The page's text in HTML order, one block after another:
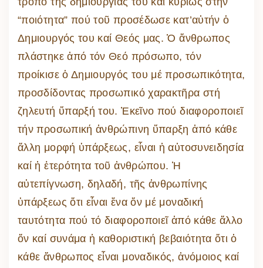
“ποιότητα” πού τοῦ προσέδωσε κατ’αὐτήν ὁ
Δημιουργός του καί Θεός μας. Ὁ ἄνθρωπος
πλάστηκε ἀπό τόν Θεό πρόσωπο, τόν
προίκισε ὁ Δημιουργός του μέ προσωπικότητα,
προσδίδοντας προσωπικό χαρακτῆρα στή
ζηλευτή ὕπαρξή του. Ἐκεῖνο πού διαφοροποιεῖ
τήν προσωπική ἀνθρώπινη ὕπαρξη ἀπό κάθε
ἄλλη μορφή ὑπάρξεως, εἶναι ἡ αὐτοσυνειδησία
καί ἡ ἑτερότητα τοῦ ἀνθρώπου. Ἡ
αὐτεπίγνωση, δηλαδή, τῆς ἀνθρωπίνης
ὑπάρξεως ὅτι εἶναι ἕνα ὄν μέ μοναδική
ταυτότητα πού τό διαφοροποιεῖ ἀπό κάθε ἄλλο
ὄν καί συνάμα ἡ καθοριστική βεβαιότητα ὅτι ὁ
κάθε ἄνθρωπος εἶναι μοναδικός, ἀνόμοιος καί